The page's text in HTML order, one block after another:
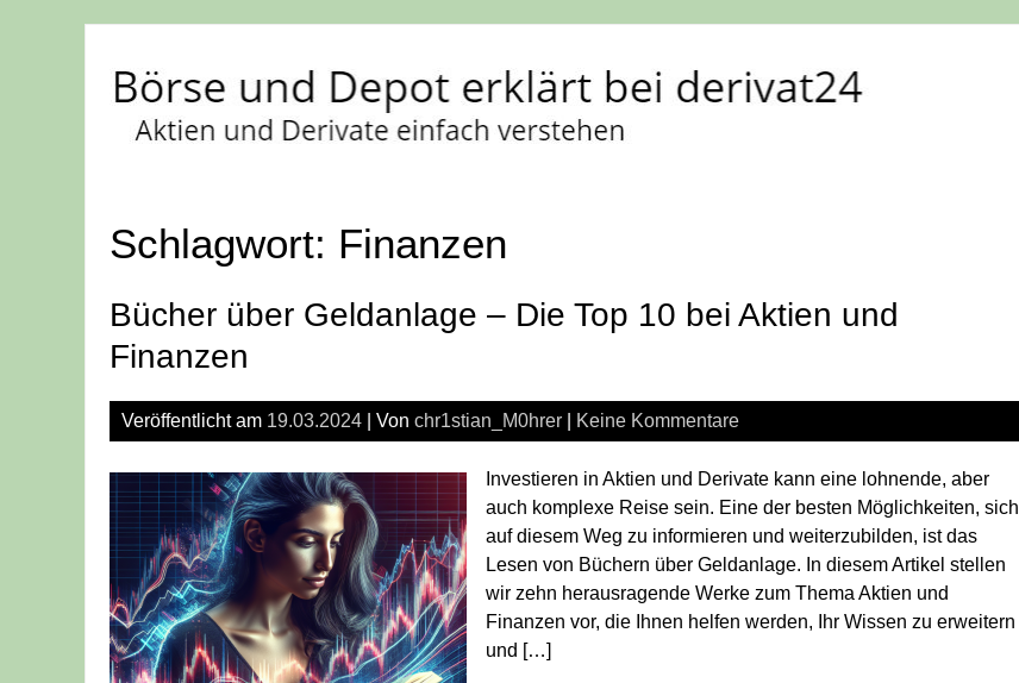
Schlagwort: Finanzen
Bücher über Geldanlage – Die Top 10 bei Aktien und
Finanzen
Veröffentlicht am 19.03.2024 | Von chr1stian_M0hrer Keine Kommentare
Investieren in Aktien und Derivate kann eine lohnende, aber
auch komplexe Reise sein. Eine der besten Möglichkeiten, sich
auf diesem Weg zu informieren und weiterzubilden, ist das
Lesen von Büchern über Geldanlage. In diesem Artikel stellen
wir zehn herausragende Werke zum Thema Aktien und
Finanzen vor, die Ihnen helfen werden, Ihr Wissen zu erweitern
und […]